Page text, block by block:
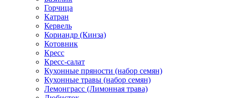
Горчица
Катран
Кервель
Кориандр (Кинза)
Котовник
Кресс
Кресс-салат
Кухонные пряности (набор семян)
Кухонные травы (набор семян)
Лемонграсс (Лимонная трава)